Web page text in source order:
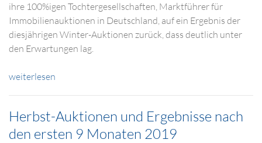
ihre 100%igen Tochtergesellschaften, Marktführer für
Immobilienauktionen in Deutschland, auf ein Ergebnis der
diesjährigen Winter-Auktionen zurück, dass deutlich unter
den Erwartungen lag.
weiterlesen
Herbst-Auktionen und Ergebnisse nach
den ersten 9 Monaten 2019